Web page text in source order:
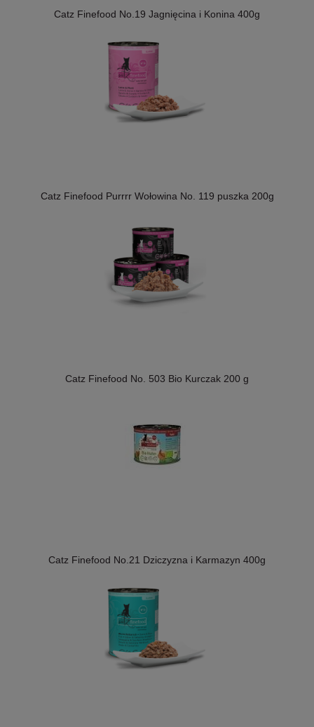
Catz Finefood No.19 Jagnięcina i Konina 400g
Catz Finefood Purrrr Wołowina No. 119 puszka 200g
Catz Finefood No. 503 Bio Kurczak 200 g
Catz Finefood No.21 Dziczyzna i Karmazyn 400g